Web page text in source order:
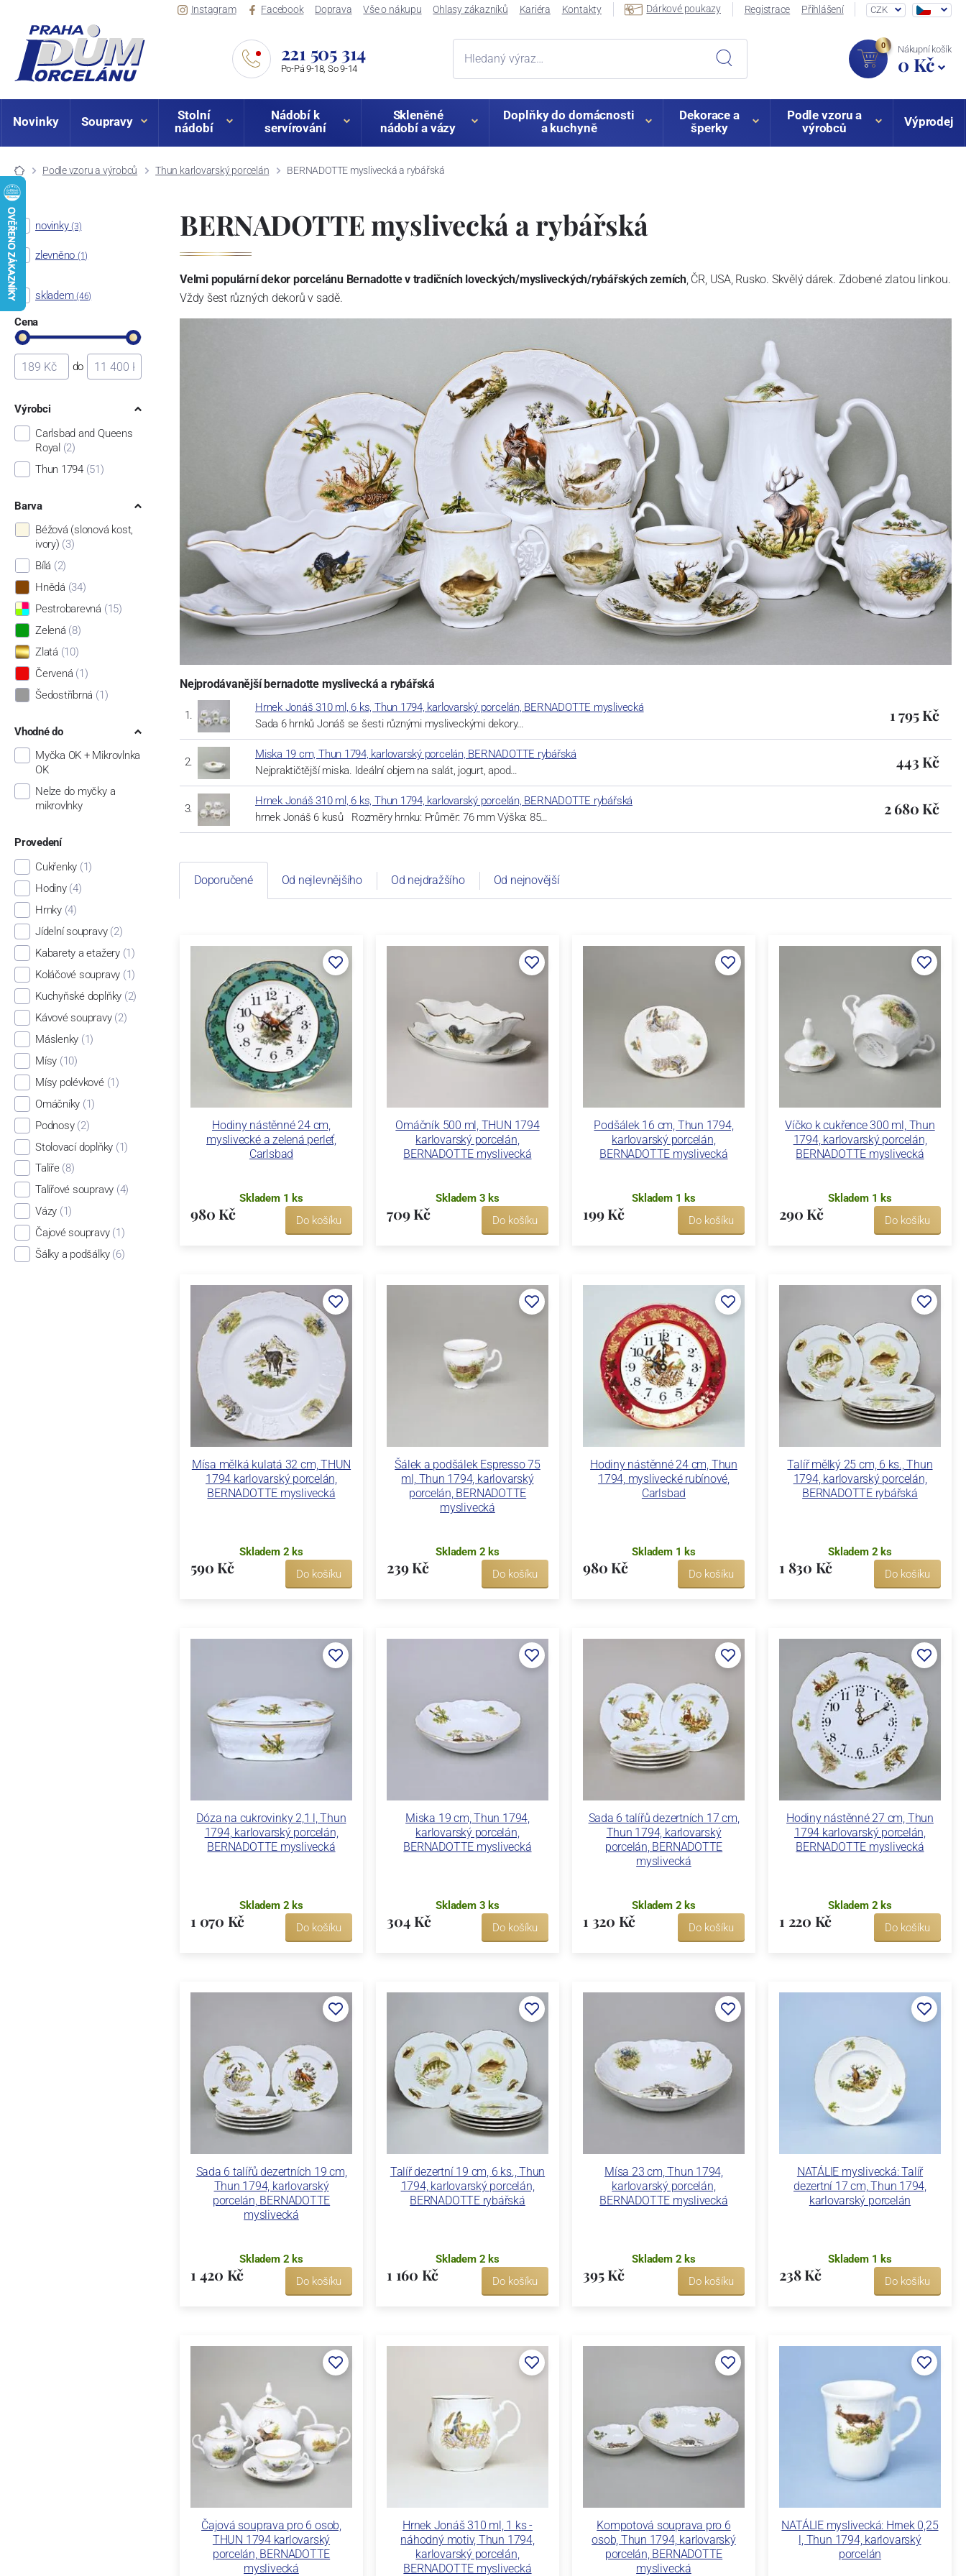
Instagram Facebook Doprava Vše o nákupu Ohlasy zákazníků Kariéra Kontakty Dárkové poukazy Registrace Přihlášení CZK
221 505 314
Po-Pá 9-18, So 9-14
0 Nákupní košík
0 Kč
Novinky Soupravy
Stolní
nádobí
Nádobí k
servírování
Skleněné
nádobí a vázy
Doplňky do domácnosti
a kuchyně
Dekorace a
šperky
Podle vzoru a
výrobců
Výprodej
Podle vzoru a výrobců Thun karlovarský porcelán BERNADOTTE myslivecká a rybářská
BERNADOTTE myslivecká a rybářská
Velmi populární dekor porcelánu Bernadotte v tradičních loveckých/mysliveckých/rybářských zemích, ČR, USA, Rusko. Skvělý dárek. Zdobené zlatou linkou.
Vždy šest různých dekorů v sadě.
Nejprodávanější bernadotte myslivecká a rybářská
Hrnek Jonáš 310 ml, 6 ks, Thun 1794, karlovarský porcelán, BERNADOTTE myslivecká
Sada 6 hrnků Jonáš se šesti různými mysliveckými dekory…
1 795 Kč
Miska 19 cm, Thun 1794, karlovarský porcelán, BERNADOTTE rybářská
Nejpraktičtější miska. Ideální objem na salát, jogurt, apod…
443 Kč
Hrnek Jonáš 310 ml, 6 ks, Thun 1794, karlovarský porcelán, BERNADOTTE rybářská
hrnek Jonáš 6 kusů Rozměry hrnku: Průměr: 76 mm Výška: 85…
2 680 Kč
novinky (3)
zlevněno (1)
skladem (46)
Cena
do
Výrobci
Carlsbad and Queens
Royal (2)
Thun 1794 (51)
Barva
Béžová (slonová kost,
ivory) (3)
Bílá (2)
Hnědá (34)
Pestrobarevná (15)
Zelená (8)
Zlatá (10)
Červená (1)
Šedostříbrná (1)
Vhodné do
Myčka OK + Mikrovlnka
OK
Nelze do myčky a
mikrovlnky
Provedení
Cukřenky (1)
Hodiny (4)
Hrnky (4)
Jídelní soupravy (2)
Kabarety a etažery (1)
Koláčové soupravy (1)
Kuchyňské doplňky (2)
Kávové soupravy (2)
Máslenky (1)
Mísy (10)
Mísy polévkové (1)
Omáčníky (1)
Podnosy (2)
Stolovací doplňky (1)
Talíře (8)
Talířové soupravy (4)
Vázy (1)
Čajové soupravy (1)
Šálky a podšálky (6)
Doporučené Od nejlevnějšího Od nejdražšího Od nejnovější
Hodiny nástěnné 24 cm,
myslivecké a zelená perleť,
Carlsbad
Skladem 1 ks
980 Kč Do košíku
Omáčník 500 ml, THUN 1794
karlovarský porcelán,
BERNADOTTE myslivecká
Skladem 3 ks
709 Kč Do košíku
Podšálek 16 cm, Thun 1794,
karlovarský porcelán,
BERNADOTTE myslivecká
Skladem 1 ks
199 Kč Do košíku
Víčko k cukřence 300 ml, Thun
1794, karlovarský porcelán,
BERNADOTTE myslivecká
Skladem 1 ks
290 Kč Do košíku
Mísa mělká kulatá 32 cm, THUN
1794 karlovarský porcelán,
BERNADOTTE myslivecká
Skladem 2 ks
590 Kč Do košíku
Šálek a podšálek Espresso 75
ml, Thun 1794, karlovarský
porcelán, BERNADOTTE
myslivecká
Skladem 2 ks
239 Kč Do košíku
Hodiny nástěnné 24 cm, Thun
1794, myslivecké rubínové,
Carlsbad
Skladem 1 ks
980 Kč Do košíku
Talíř mělký 25 cm, 6 ks., Thun
1794, karlovarský porcelán,
BERNADOTTE rybářská
Skladem 2 ks
1 830 Kč Do košíku
Dóza na cukrovinky 2,1 l, Thun
1794, karlovarský porcelán,
BERNADOTTE myslivecká
Skladem 2 ks
1 070 Kč Do košíku
Miska 19 cm, Thun 1794,
karlovarský porcelán,
BERNADOTTE myslivecká
Skladem 3 ks
304 Kč Do košíku
Sada 6 talířů dezertních 17 cm,
Thun 1794, karlovarský
porcelán, BERNADOTTE
myslivecká
Skladem 2 ks
1 320 Kč Do košíku
Hodiny nástěnné 27 cm, Thun
1794 karlovarský porcelán,
BERNADOTTE myslivecká
Skladem 2 ks
1 220 Kč Do košíku
Sada 6 talířů dezertních 19 cm,
Thun 1794, karlovarský
porcelán, BERNADOTTE
myslivecká
Skladem 2 ks
1 420 Kč Do košíku
Talíř dezertní 19 cm, 6 ks., Thun
1794, karlovarský porcelán,
BERNADOTTE rybářská
Skladem 2 ks
1 160 Kč Do košíku
Mísa 23 cm, Thun 1794,
karlovarský porcelán,
BERNADOTTE myslivecká
Skladem 2 ks
395 Kč Do košíku
NATÁLIE myslivecká: Talíř
dezertní 17 cm, Thun 1794,
karlovarský porcelán
Skladem 1 ks
238 Kč Do košíku
Čajová souprava pro 6 osob,
THUN 1794 karlovarský
porcelán, BERNADOTTE
myslivecká
Hrnek Jonáš 310 ml, 1 ks -
náhodný motiv, Thun 1794,
karlovarský porcelán,
BERNADOTTE myslivecká
Kompotová souprava pro 6
osob, Thun 1794, karlovarský
porcelán, BERNADOTTE
myslivecká
NATÁLIE myslivecká: Hrnek 0,25
l, Thun 1794, karlovarský
porcelán